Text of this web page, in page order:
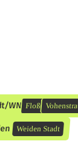
WN Floß
Weiden Stadt